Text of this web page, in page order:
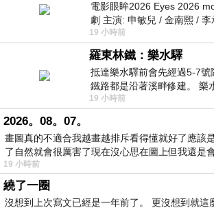
電影眼眸2026 Eyes 2026
劇 主演: 申敏兒 / 金南熙 /
眸2026描述攝影師徐珍因遺
19 小時前
羅東林鐵：樂水驛
抵達樂水驛前會先經過5-7號
鐵路都是沿著溪畔修建。 樂
但因與臺鐵集集線車站同名，
19 小時前
2026。08。07。
畫圖真的不適合我越畫越排斥看得懂就好了應該
了自然就會很厲害了現在沒心思在圖上但我還
19 小時前
繞了一圈
沒想到上次寫文已經是一年前了。 更沒想到就這